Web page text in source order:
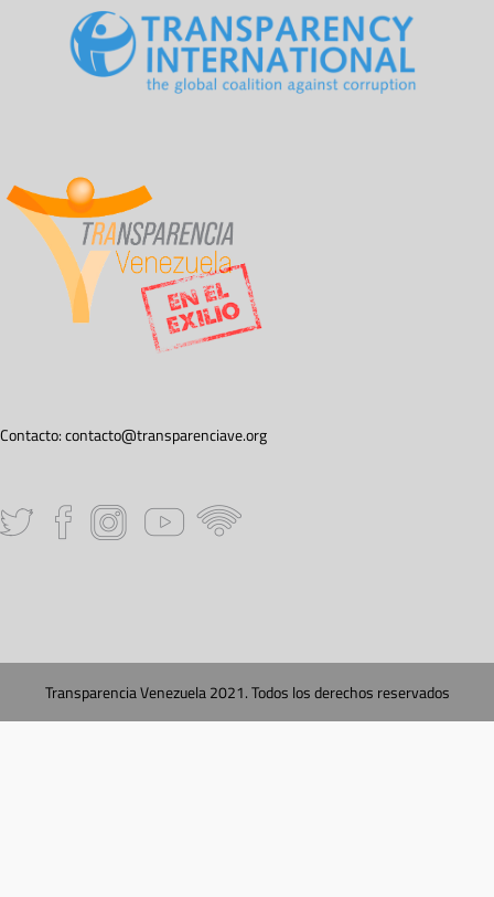
Contacto:contacto@transparenciave.org
Transparencia Venezuela 2021. Todos los derechos reservados